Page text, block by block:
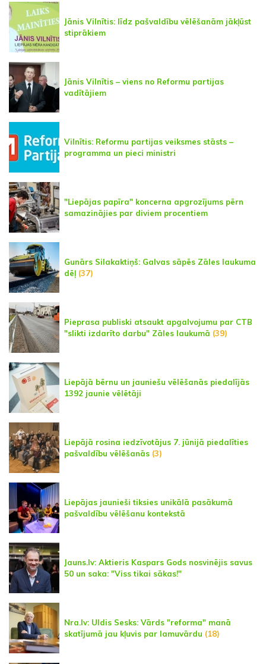
Jānis Vilnītis: līdz pašvaldību vēlēšanām jākļūst
stiprākiem
Jānis Vilnītis – viens no Reformu partijas
vadītājiem
Vilnītis: Reformu partijas veiksmes stāsts –
programma un pieci ministri
"Liepājas papīra" koncerna apgrozījums pērn
samazinājies par diviem procentiem
Gunārs Silakaktiņš: Galvas sāpēs Zāles laukuma
dēļ (37)
Pieprasa publiski atsaukt apgalvojumu par CTB
"slikti izdarīto darbu" Zāles laukumā (39)
Liepājā bērnu un jauniešu vēlēšanās piedalījās
1392 jaunie vēlētāji
Liepājā rosina iedzīvotājus 7. jūnijā piedalīties
pašvaldību vēlēšanās (3)
Liepājas jaunieši tiksies unikālā pasākumā
pašvaldību vēlēšanu kontekstā
Jauns.lv: Aktieris Kaspars Gods nosvinējis savus
50 un saka: "Viss tikai sākas!"
Nra.lv: Uldis Sesks: Vārds "reforma" manā
skatījumā jau kļuvis par lamuvārdu (18)